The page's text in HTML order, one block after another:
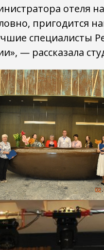
отеля
пригодится
специалисты
— рассказала